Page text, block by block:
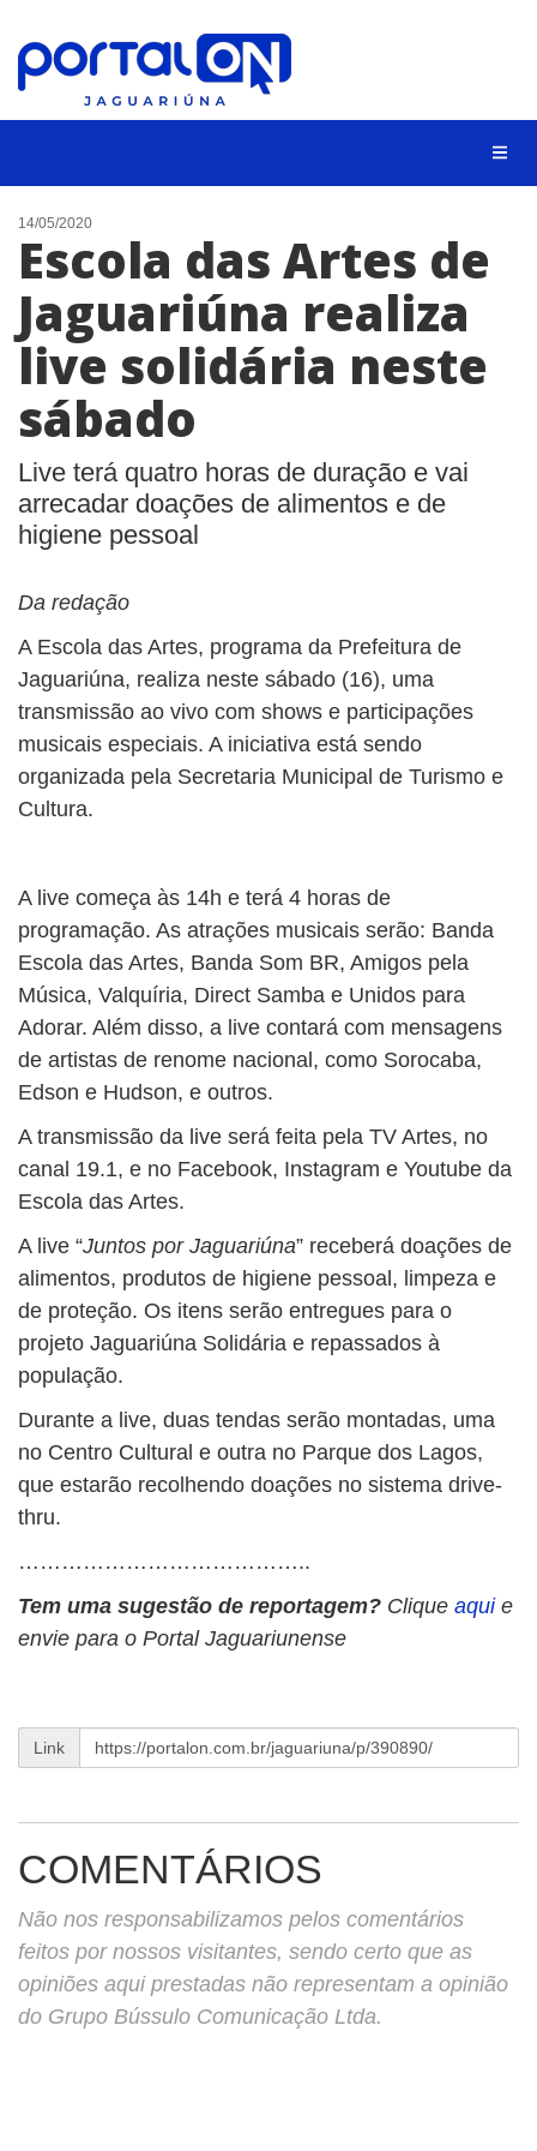
NOTÍCIAS
LISTA DIGITAL
CONTATO
ANUNCIE
14/05/2020
Escola das Artes de
Jaguariúna realiza
live solidária neste
sábado
Live terá quatro horas de duração e vai
arrecadar doações de alimentos e de
higiene pessoal
Da redação
A Escola das Artes, programa da Prefeitura de
Jaguariúna, realiza neste sábado (16), uma
transmissão ao vivo com shows e participações
musicais especiais. A iniciativa está sendo
organizada pela Secretaria Municipal de Turismo e
Cultura.
A live começa às 14h e terá 4 horas de
programação. As atrações musicais serão: Banda
Escola das Artes, Banda Som BR, Amigos pela
Música, Valquíria, Direct Samba e Unidos para
Adorar. Além disso, a live contará com mensagens
de artistas de renome nacional, como Sorocaba,
Edson e Hudson, e outros.
A transmissão da live será feita pela TV Artes, no
canal 19.1, e no Facebook, Instagram e Youtube da
Escola das Artes.
A live “Juntos por Jaguariúna” receberá doações de
alimentos, produtos de higiene pessoal, limpeza e
de proteção. Os itens serão entregues para o
projeto Jaguariúna Solidária e repassados à
população.
Durante a live, duas tendas serão montadas, uma
no Centro Cultural e outra no Parque dos Lagos,
que estarão recolhendo doações no sistema drive-
thru.
…………………………………..
Tem uma sugestão de reportagem? Clique aqui e
envie para o Portal Jaguariunense
Link
COMENTÁRIOS
Não nos responsabilizamos pelos comentários
feitos por nossos visitantes, sendo certo que as
opiniões aqui prestadas não representam a opinião
do Grupo Bússulo Comunicação Ltda.